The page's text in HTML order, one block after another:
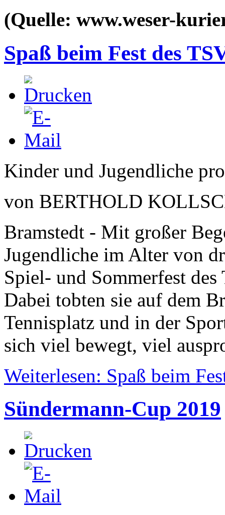
(Quelle: www.weser-
Spaß beim Fest des
Kinder und Jugendliche
von BERTHOLD
Bramstedt - Mit großer
Jugendliche im Alter von
Spiel- und Sommerfest
Dabei tobten sie auf dem
Tennisplatz und in der
sich viel bewegt, viel
Weiterlesen: Spaß beim
Sündermann-Cup 2019